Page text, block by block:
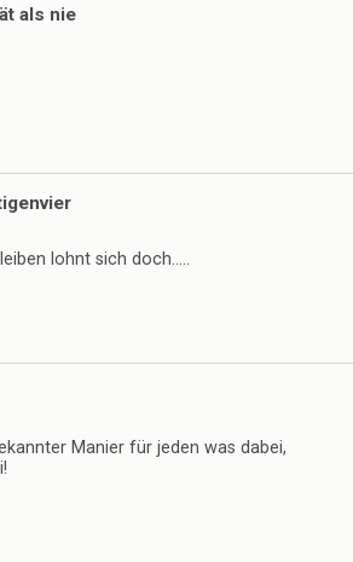
als nie
lohnt sich doch…..
Manier für jeden was dabei,